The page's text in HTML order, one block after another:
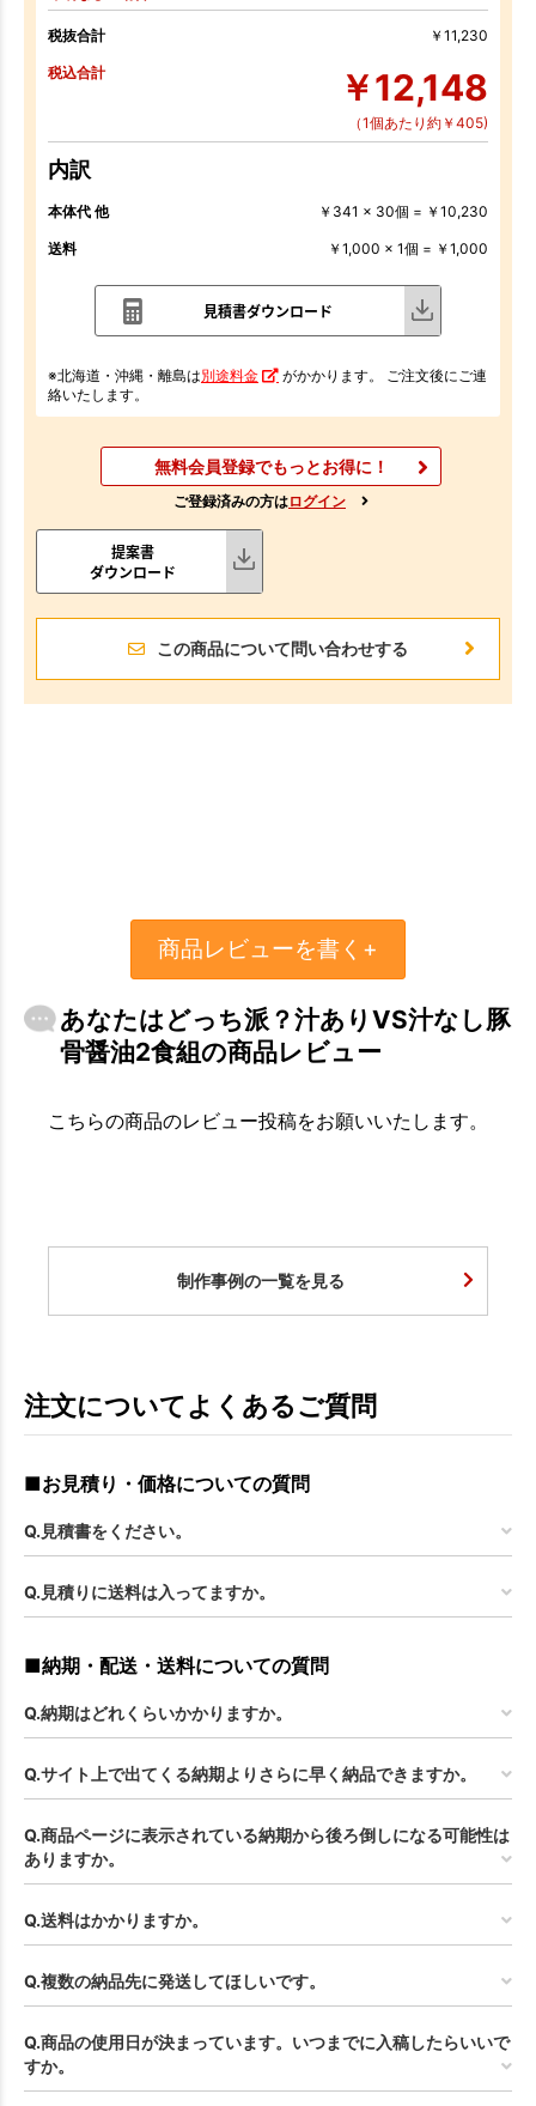
税抜合計 ￥11,230
税込合計 ￥12,148
（1個あたり約￥405)
内訳
本体代 他 ￥341 x 30個 = ￥10,230
送料 ￥1,000 x 1個 = ￥1,000
見積書ダウンロード
※北海道・沖縄・離島は別途料金
がかかります。 ご注文後にご連
絡いたします。
無料会員登録でもっとお得に！
ご登録済みの方はログイン
提案書
ダウンロード
この商品について問い合わせする
お買い物を続ける
商品レビューを書く+
あなたはどっち派？汁ありVS汁なし豚
骨醤油2食組の商品レビュー
こちらの商品のレビュー投稿をお願いいたします。
制作事例の一覧を見る
注文についてよくあるご質問
■お見積り・価格についての質問
Q.見積書をください。
Q.見積りに送料は入ってますか。
■納期・配送・送料についての質問
Q.納期はどれくらいかかりますか。
Q.サイト上で出てくる納期よりさらに早く納品できますか。
Q.商品ページに表示されている納期から後ろ倒しになる可能性は
ありますか。
Q.送料はかかりますか。
Q.複数の納品先に発送してほしいです。
Q.商品の使用日が決まっています。いつまでに入稿したらいいで
すか。